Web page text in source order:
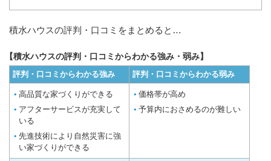
積水ハウスの評判・口コミをまとめると…
【積水ハウスの評判・口コミからわかる強み・弱み】
評判・口コミからわかる強み 評判・口コミからわかる弱み
高品質な家づくりができる
アフターサービスが充実して
いる
先進技術により自然災害に強
い家づくりができる
価格帯が高め
予算内におさめるのが難しい